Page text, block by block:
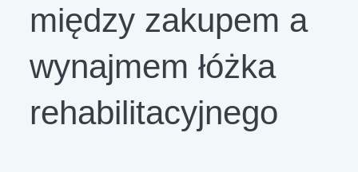
między zakupem a
wynajmem łóżka
rehabilitacyjnego